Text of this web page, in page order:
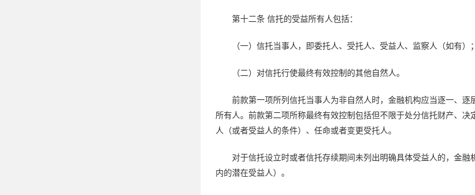
第十二条 信托的受益所有人包括：
（一）信托当事人，即委托人、受托人、受益人、监察人（如有）；
（二）对信托行使最终有效控制的其他自然人。
前款第一项所列信托当事人为非自然人时，金融机构应当逐一、
所有人。前款第二项所称最终有效控制包括但不限于处分信托财产、
人（或者受益人的条件）、任命或者变更受托人。
对于信托设立时或者信托存续期间未列出明确具体受益人的，金
内的潜在受益人）。